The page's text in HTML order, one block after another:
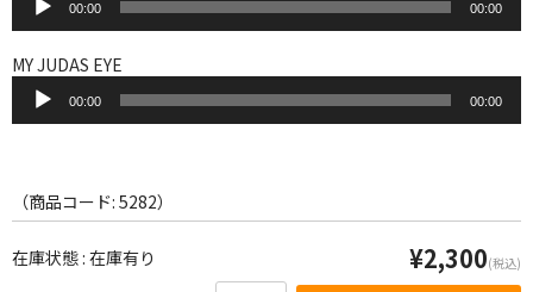
Webのみ no.1
Webのみ no.2
売り切れ
Help
プ
レ
ー
ー
00:00 00:00
MY JUDAS EYE
プ
ヤ
ー
00:00 00:00
（商品コード: 5282）
在庫状態 : 在庫有り ¥2,300(税込)